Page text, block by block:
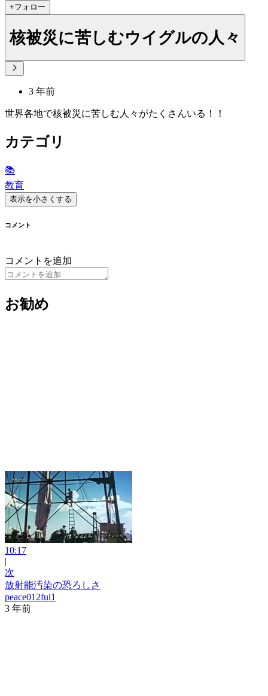
+フォロー
核被災に苦しむウイグルの人々
3 年前
世界各地で核被災に苦しむ人々がたくさんいる！！
カテゴリ
📚
教育
表示を小さくする
コメント
コメントを追加
お勧め
10:17
|
次
放射能汚染の恐ろしさ
peace012ful1
3 年前